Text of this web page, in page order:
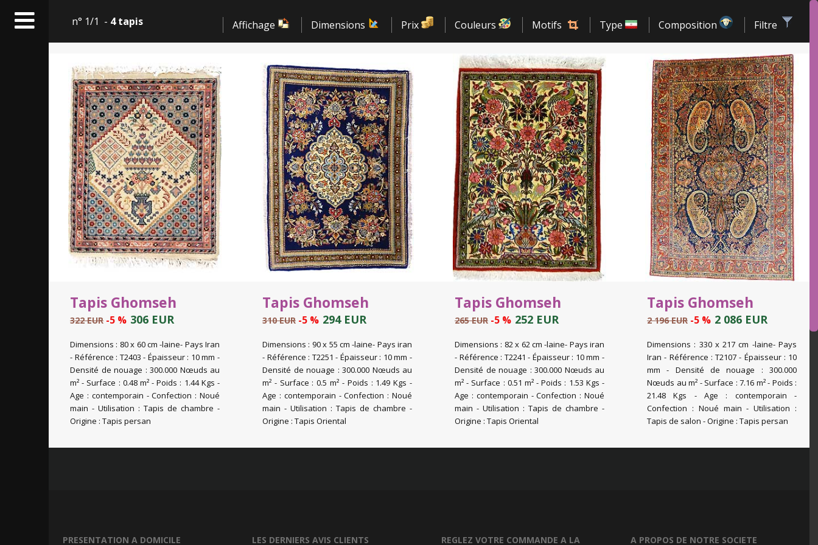
n° 1/1 - 4 tapis Affichage Dimensions Prix Couleurs Motifs Type Composition Filtre
Tapis Ghomseh
322 EUR -5 % 306 EUR
Dimensions : 80 x 60 cm -laine- Pays Iran
- Référence : T2403 - Épaisseur : 10 mm -
Densité de nouage : 300.000 Nœuds au
m² - Surface : 0.48 m² - Poids : 1.44 Kgs -
Age : contemporain - Confection : Noué
main - Utilisation : Tapis de chambre -
Origine : Tapis persan
Tapis Ghomseh
310 EUR -5 % 294 EUR
Dimensions : 90 x 55 cm -laine- Pays iran
- Référence : T2251 - Épaisseur : 10 mm -
Densité de nouage : 300.000 Nœuds au
m² - Surface : 0.5 m² - Poids : 1.49 Kgs -
Age : contemporain - Confection : Noué
main - Utilisation : Tapis de chambre -
Origine : Tapis Oriental
Tapis Ghomseh
265 EUR -5 % 252 EUR
Dimensions : 82 x 62 cm -laine- Pays iran
- Référence : T2241 - Épaisseur : 10 mm -
Densité de nouage : 300.000 Nœuds au
m² - Surface : 0.51 m² - Poids : 1.53 Kgs -
Age : contemporain - Confection : Noué
main - Utilisation : Tapis de chambre -
Origine : Tapis Oriental
Tapis Ghomseh
2 196 EUR -5 % 2 086 EUR
Dimensions : 330 x 217 cm -laine- Pays
Iran - Référence : T2107 - Épaisseur : 10
mm - Densité de nouage : 300.000
Nœuds au m² - Surface : 7.16 m² - Poids :
21.48 Kgs - Age : contemporain -
Confection : Noué main - Utilisation :
Tapis de salon - Origine : Tapis persan
PRESENTATION A DOMICILE LES DERNIERS AVIS CLIENTS
REGLEZ VOTRE COMMANDE A LA
A PROPOS DE NOTRE SOCIETE